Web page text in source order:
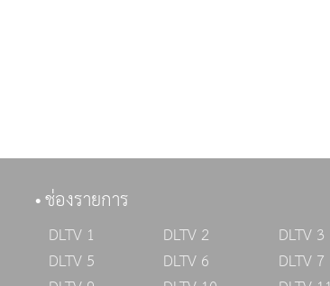
ช่องรายการ
DLTV 1 DLTV 2 DLTV 3
DLTV 5
DLTV 6 DLTV 7